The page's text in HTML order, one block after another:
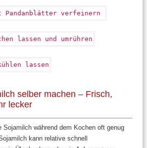
selber machen – Frisch,
lecker
Sojamilch während dem Kochen oft genug
kann relative schnell